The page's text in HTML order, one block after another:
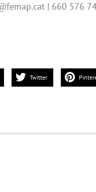
| 660 576
Twitter